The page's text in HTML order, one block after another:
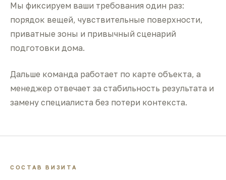
Мы фиксируем ваши требования один раз:
порядок вещей, чувствительные поверхности,
приватные зоны и привычный сценарий
подготовки дома.
Дальше команда работает по карте объекта, а
менеджер отвечает за стабильность результата и
замену специалиста без потери контекста.
СОСТАВ ВИЗИТА